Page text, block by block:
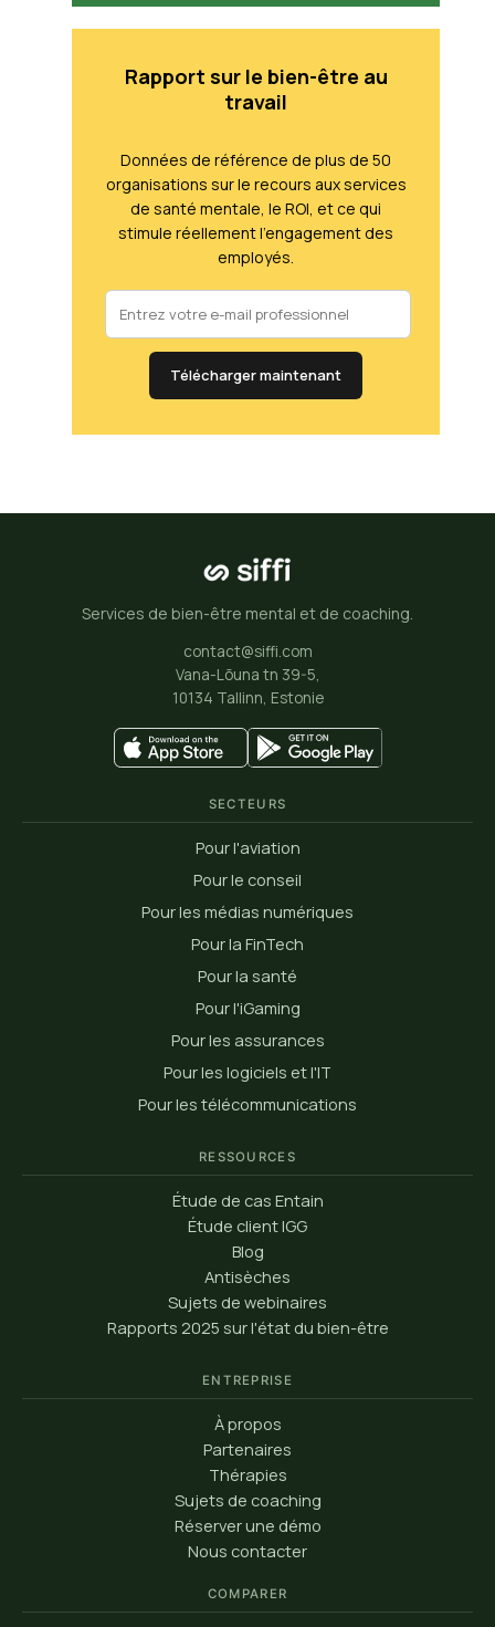
Rapport sur le bien-être au
travail
Données de référence de plus de 50
organisations sur le recours aux services
de santé mentale, le ROI, et ce qui
stimule réellement l'engagement des
employés.
Télécharger maintenant
Services de bien-être mental et de coaching.
contact@siffi.com
Vana-Lõuna tn 39-5,
10134 Tallinn, Estonie
SECTEURS
Pour l'aviation
Pour le conseil
Pour les médias numériques
Pour la FinTech
Pour la santé
Pour l'iGaming
Pour les assurances
Pour les logiciels et l'IT
Pour les télécommunications
RESSOURCES
Étude de cas Entain
Étude client IGG
Blog
Antisèches
Sujets de webinaires
Rapports 2025 sur l'état du bien-être
ENTREPRISE
À propos
Partenaires
Thérapies
Sujets de coaching
Réserver une démo
Nous contacter
COMPARER